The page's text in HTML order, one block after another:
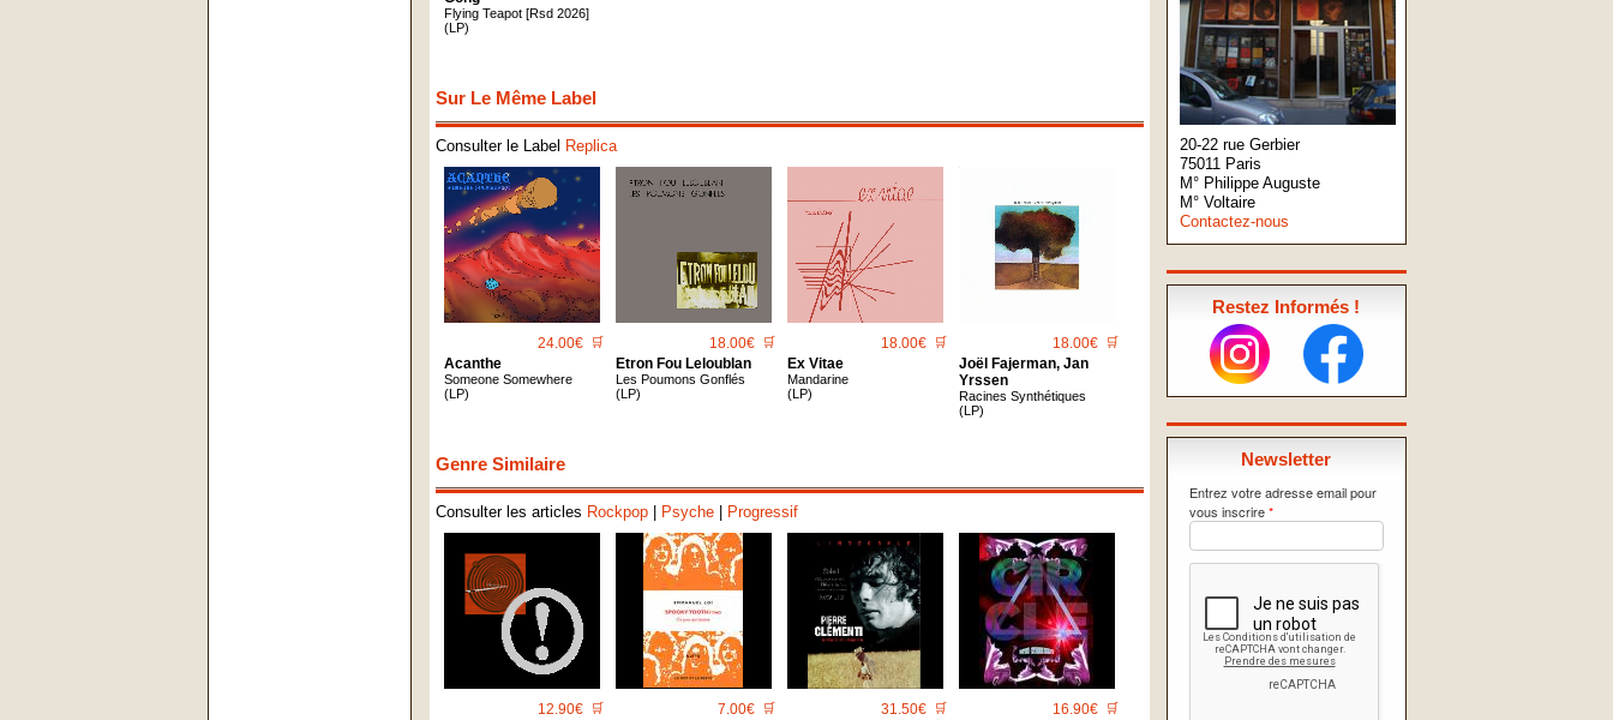
20-22 rue Gerbier
75011 Paris
M° Philippe Auguste
M° Voltaire
Contactez-nous
Restez Informés !
Newsletter
Entrez votre adresse email pour
vous inscrire*
Flying Teapot [Rsd 2026]
(LP)
Sur Le Même Label
Consulter le Label Replica
24.00€ 🛒
Acanthe
Someone Somewhere
(LP)
18.00€ 🛒
Etron Fou Leloublan
Les Poumons Gonflés
(LP)
18.00€ 🛒
Ex Vitae
Mandarine
(LP)
18.00€ 🛒
Joël Fajerman, Jan
Yrssen
Racines Synthétiques
(LP)
Genre Similaire
Consulter les articles Rockpop| Psyche| Progressif
12.90€ 🛒 7.00€ 🛒 31.50€ 🛒 16.90€ 🛒